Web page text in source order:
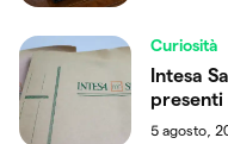
Curiosità
Intesa
5 agosto,